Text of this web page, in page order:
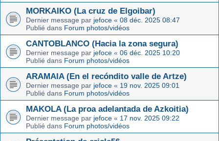
MORKAIKO (La cruz de Elgoibar)
Dernier message par jefoce « 08 déc. 2025 08:47
Publié dans Forum photos/vidéos
CANTOBLANCO (Hacia la zona segura)
Dernier message par jefoce « 06 déc. 2025 10:20
Publié dans Forum photos/vidéos
ARAMAIA (En el recóndito valle de Artze)
Dernier message par jefoce « 19 nov. 2025 09:01
Publié dans Forum photos/vidéos
MAKOLA (La proa adelantada de Azkoitia)
Dernier message par jefoce « 17 nov. 2025 09:22
Publié dans Forum photos/vidéos